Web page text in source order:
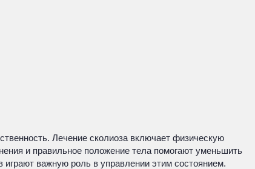
Лечение сколиоза включает физическую
и правильное положение тела помогают уменьшить
важную роль в управлении этим состоянием.